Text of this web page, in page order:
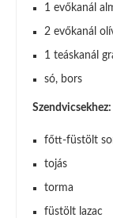
1 evőkanál
2 evőkanál
1 teáskanál
só, bors
Szendvicsekhez:
főtt-füstölt
tojás
torma
füstölt lazac